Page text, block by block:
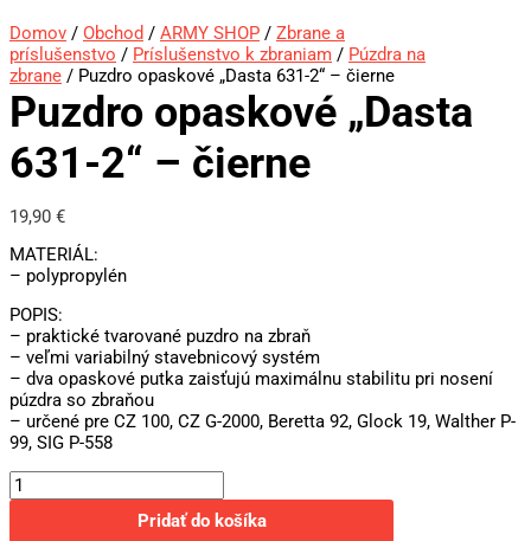
Domov / Obchod / ARMY SHOP / Zbrane a
príslušenstvo / Príslušenstvo k zbraniam / Púzdra na
zbrane / Puzdro opaskové „Dasta 631-2“ – čierne
Puzdro opaskové „Dasta
631-2“ – čierne
19,90 €
MATERIÁL:
– polypropylén
POPIS:
– praktické tvarované puzdro na zbraň
– veľmi variabilný stavebnicový systém
– dva opaskové putka zaisťujú maximálnu stabilitu pri nosení
púzdra so zbraňou
– určené pre CZ 100, CZ G-2000, Beretta 92, Glock 19, Walther P-
99, SIG P-558
Pridať do košíka